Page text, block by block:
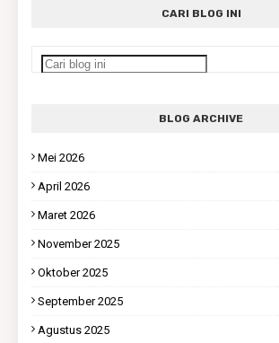
CARI BLOG INI
BLOG ARCHIVE
Mei 2026
April 2026
Maret 2026
November 2025
Oktober 2025
September 2025
Agustus 2025